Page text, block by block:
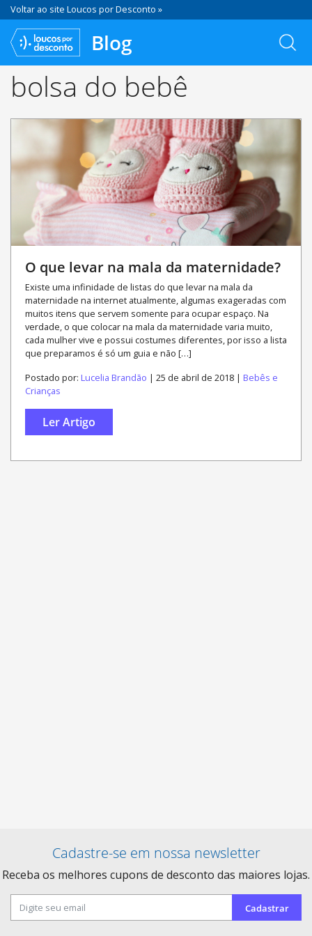
Voltar ao site Loucos por Desconto »
Blog
bolsa do bebê
O que levar na mala da maternidade?
Existe uma infinidade de listas do que levar na mala da
maternidade na internet atualmente, algumas exageradas com
muitos itens que servem somente para ocupar espaço. Na
verdade, o que colocar na mala da maternidade varia muito,
cada mulher vive e possui costumes diferentes, por isso a lista
que preparamos é só um guia e não […]
Postado por: Lucelia Brandão | 25 de abril de 2018 | Bebês e
Crianças
Ler Artigo
Cadastre-se em nossa newsletter
Receba os melhores cupons de desconto das maiores lojas.
Cadastrar